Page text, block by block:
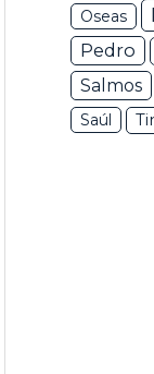
Oseas
Pedro
Salmos
Saúl